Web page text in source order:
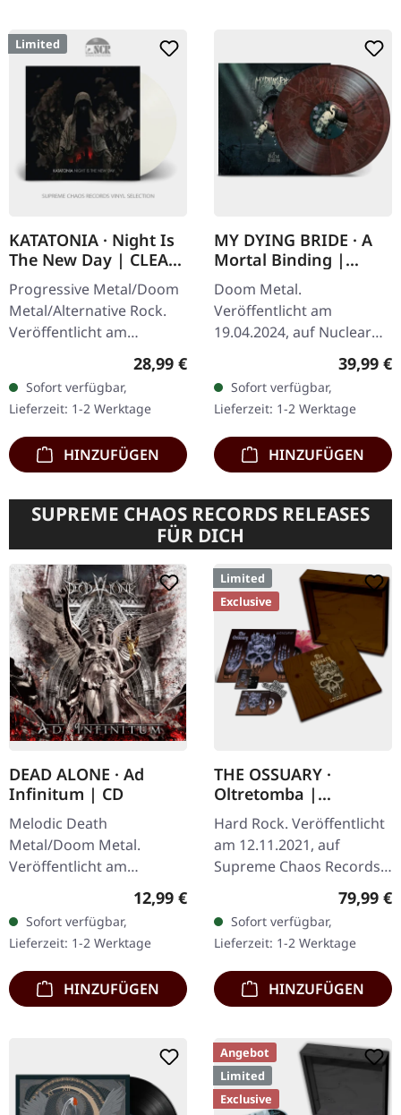
Limited
KATATONIA · Night Is
The New Day | CLEAR
LP
Progressive Metal/Doom
Metal/Alternative Rock.
Veröffentlicht am
19.06.2026, auf Peaceville
Records. Klares Vinyl im
Standard-Cover. Plastic
Head…
Regulärer Preis:
28,99 €
Sofort verfügbar,
Lieferzeit: 1-2 Werktage
HINZUFÜGEN
MY DYING BRIDE · A
Mortal Binding |
TRANSPARENT
RED/BLACK SMOKE
MARBLED 2LP
Doom Metal.
Veröffentlicht am
19.04.2024, auf Nuclear
Transparent rot-"smoke
marbled" Doppel-Vinyl im
Gatefold-Cover. My Dying
Bride…
39,99 €
Sofort verfügbar,
Lieferzeit: 1-2 Werktage
HINZUFÜGEN
SUPREME CHAOS RECORDS RELEASES
FÜR DICH
DEAD ALONE · Ad
Infinitum | CD
Melodic Death
Metal/Doom Metal.
Veröffentlicht am
28.09.2012, auf Supreme
Chaos Records. CD im
Jewelcase. Dead Alone
liefern mit "Ad Infinitum"
ein…
Regulärer Preis:
12,99 €
Sofort verfügbar,
Lieferzeit: 1-2 Werktage
HINZUFÜGEN
Limited
Exclusive
THE OSSUARY ·
Oltretomba |
WOODEN LP/CD/TAPE
BOX
Hard Rock. Veröffentlicht
am 12.11.2021, auf
Supreme Chaos Records.
Extrem schwere braune
Holzbox mit Logo und
Nummerierung, limitiert
auf nur 100…
79,99 €
Sofort verfügbar,
Lieferzeit: 1-2 Werktage
HINZUFÜGEN
Angebot
Limited
Exclusive